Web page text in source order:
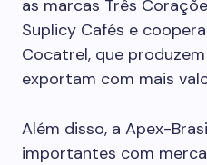
as marcas Três
Suplicy Cafés e
Cocatrel, que
exportam com mais
Além disso, a Apex-
importantes com